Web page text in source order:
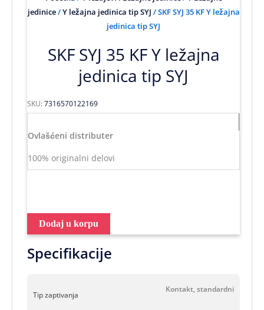
jedinice/Y ležajna jedinica tip SYJ / SKF SYJ 35 KF Y ležajna
jedinica tip SYJ
SKF SYJ 35 KF Y ležajna
jedinica tip SYJ
SKU: 7316570122169
Ovlašćeni distributer
100% originalni delovi
Dodaj u korpu
Specifikacije
Tip zaptivanja
Kontakt, standardni